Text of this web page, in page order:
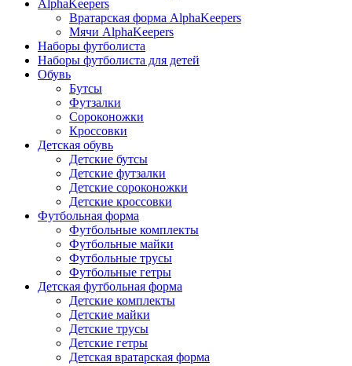
AlphaKeepers
Вратарская форма AlphaKeepers
Мячи AlphaKeepers
Наборы футболиста
Наборы футболиста для детей
Обувь
Бутсы
Футзалки
Сороконожки
Кроссовки
Детская обувь
Детские бутсы
Детские футзалки
Детские сороконожки
Детские кроссовки
Футбольная форма
Футбольные комплекты
Футбольные майки
Футбольные трусы
Футбольные гетры
Детская футбольная форма
Детские комплекты
Детские майки
Детские трусы
Детские гетры
Детская вратарская форма